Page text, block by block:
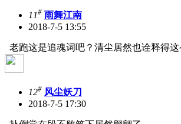
11# 雨舞江南
2018-7-5 13:55
老跑这是追魂词吧？清尘居然也诠释得
12# 风尘妖刀
2018-7-5 17:30